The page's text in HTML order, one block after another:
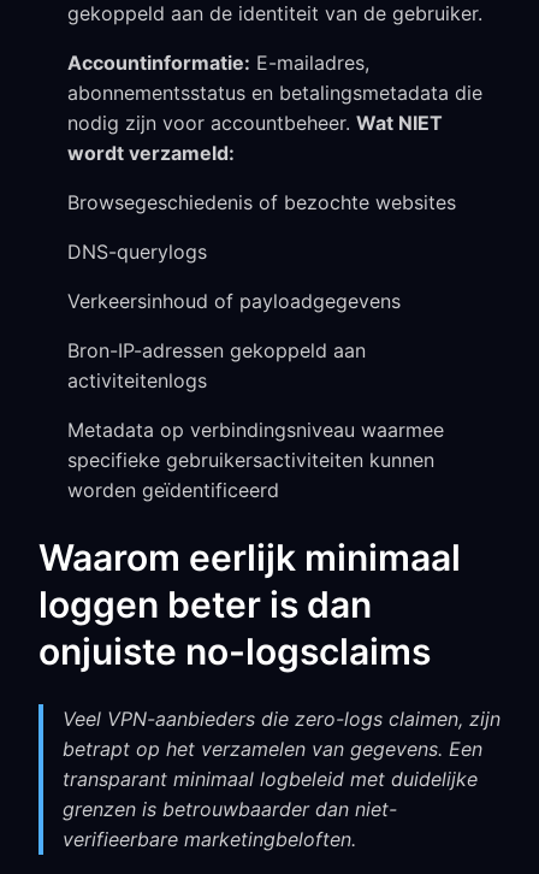
gekoppeld aan de identiteit van de gebruiker.
Accountinformatie: E-mailadres,
abonnementsstatus en betalingsmetadata die
nodig zijn voor accountbeheer. Wat NIET
wordt verzameld:
Browsegeschiedenis of bezochte websites
DNS-querylogs
Verkeersinhoud of payloadgegevens
Bron-IP-adressen gekoppeld aan
activiteitenlogs
Metadata op verbindingsniveau waarmee
specifieke gebruikersactiviteiten kunnen
worden geïdentificeerd
Waarom eerlijk minimaal
loggen beter is dan
onjuiste no-logsclaims
Veel VPN-aanbieders die zero-logs claimen, zijn
betrapt op het verzamelen van gegevens. Een
transparant minimaal logbeleid met duidelijke
grenzen is betrouwbaarder dan niet-
verifieerbare marketingbeloften.